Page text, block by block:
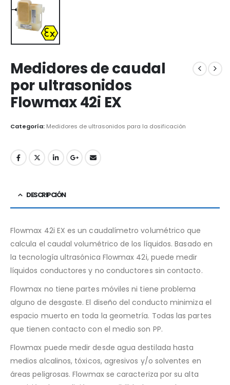
Medidores de caudal
por ultrasonidos
Flowmax 42i EX
Categoría: Medidores de ultrasonidos para la dosificación
DESCRIPCIÓN
Flowmax 42i EX es un caudalímetro volumétrico que
calcula el caudal volumétrico de los líquidos. Basado en
la tecnología ultrasónica Flowmax 42i, puede medir
líquidos conductores y no conductores sin contacto.
Flowmax no tiene partes móviles ni tiene problema
alguno de desgaste. El diseño del conducto minimiza el
espacio muerto en toda la geometría. Todas las partes
que tienen contacto con el medio son PP.
Flowmax puede medir desde agua destilada hasta
medios alcalinos, tóxicos, agresivos y/o solventes en
áreas peligrosas. Flowmax se caracteriza por su alta